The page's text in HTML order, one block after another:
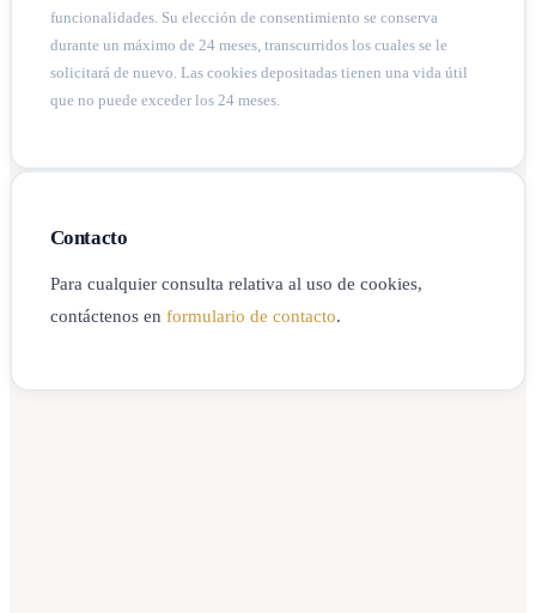
funcionalidades. Su elección de consentimiento se conserva
durante un máximo de 24 meses, transcurridos los cuales se le
solicitará de nuevo. Las cookies depositadas tienen una vida útil
que no puede exceder los 24 meses.
Contacto
Para cualquier consulta relativa al uso de cookies,
contáctenos en formulario de contacto.